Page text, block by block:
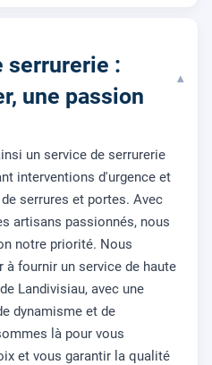
serrurerie :
une passion
▾
un service de serrurerie
interventions d'urgence et
serrures et portes. Avec
artisans passionnés, nous
notre priorité. Nous
fournir un service de haute
Landivisiau, avec une
dynamisme et de
là pour vous
et vous garantir la qualité